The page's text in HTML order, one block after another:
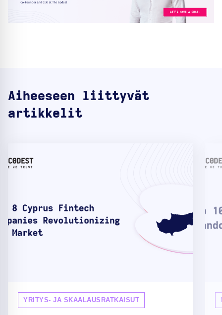
Aiheeseen liittyvät
artikkelit
YRITYS- JA SKAALAUSRATKAISUT